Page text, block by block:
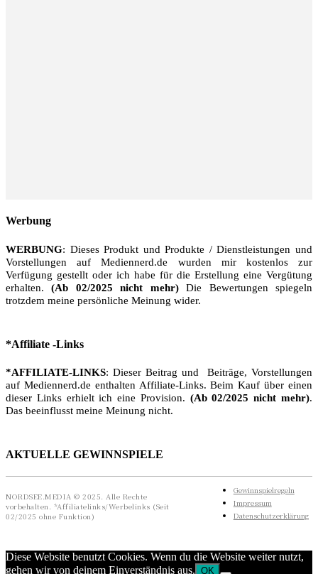
Werbung
WERBUNG: Dieses Produkt und Produkte / Dienstleistungen und
Vorstellungen auf Mediennerd.de wurden mir kostenlos zur
Verfügung gestellt oder ich habe für die Erstellung eine Vergütung
erhalten.(Ab 02/2025 nicht mehr)Die Bewertungen spiegeln
trotzdem meine persönliche Meinung wider.
*Affiliate -Links
*AFFILIATE-LINKS: Dieser Beitrag und Beiträge, Vorstellungen
auf Mediennerd.de enthalten Affiliate-Links. Beim Kauf über einen
dieser Links erhielt ich eine Provision. (Ab 02/2025 nicht mehr).
Das beeinflusst meine Meinung nicht.
AKTUELLE GEWINNSPIELE
NORDSEE.MEDIA © 2025. Alle Rechte
vorbehalten. *Affiliatelinks/Werbelinks (Seit
02/2025 ohne Funktion)
Gewinnspielregeln
Impressum
Datenschutzerklärung
Diese Website benutzt Cookies. Wenn du die Website weiter nutzt,
gehen wir von deinem Einverständnis aus. OK